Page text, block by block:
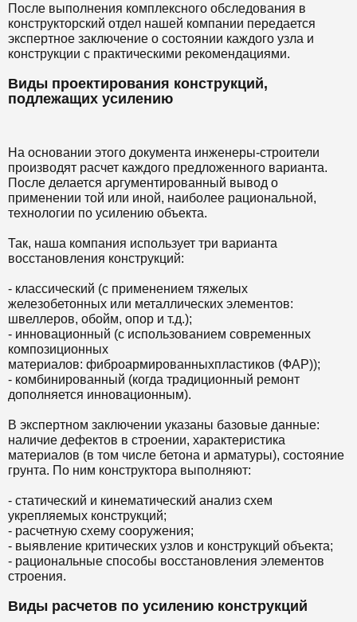
После выполнения комплексного обследования в
конструкторский отдел нашей компании передается
экспертное заключение о состоянии каждого узла и
конструкции с практическими рекомендациями.
Виды проектирования конструкций,
подлежащих усилению
На основании этого документа инженеры-строители
производят расчет каждого предложенного варианта.
После делается аргументированный вывод о
применении той или иной, наиболее рациональной,
технологии по усилению объекта.
Так, наша компания использует три варианта
восстановления конструкций:
- классический (с применением тяжелых
железобетонных или металлических элементов:
швеллеров, обойм, опор и т.д.);
- инновационный (с использованием современных
композиционных
материалов: фиброармированныхпластиков (ФАР));
- комбинированный (когда традиционный ремонт
дополняется инновационным).
В экспертном заключении указаны базовые данные:
наличие дефектов в строении, характеристика
материалов (в том числе бетона и арматуры), состояние
грунта. По ним конструктора выполняют:
- статический и кинематический анализ схем
укрепляемых конструкций;
- расчетную схему сооружения;
- выявление критических узлов и конструкций объекта;
- рациональные способы восстановления элементов
строения.
Виды расчетов по усилению конструкций